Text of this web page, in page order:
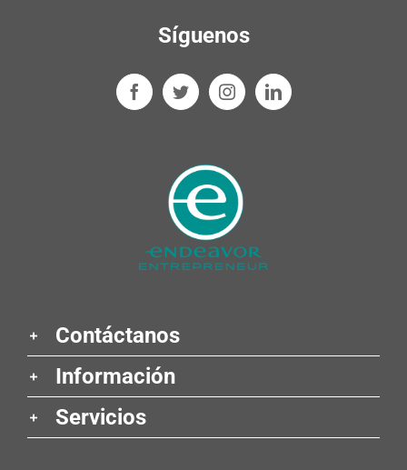
Síguenos
Contáctanos
Información
Servicios